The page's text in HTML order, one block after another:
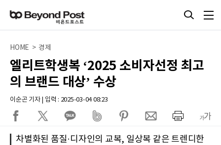
HOME > 경제
엘리트학생복 ‘2025 소비자선정 최고
의 브랜드 대상’ 수상
이순곤 기자 | 입력 : 2025-03-04 08:23
차별화된 품질·디자인의 교복, 일상복 같은 트렌디한